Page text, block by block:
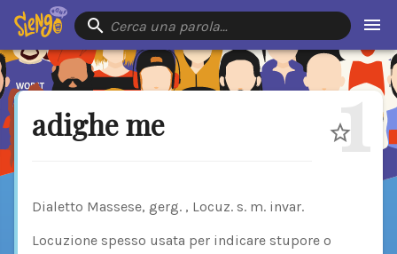
Cerca una parola…
adighe me 1
Dialetto Massese, gerg. , Locuz. s. m. invar.
Locuzione spesso usata per indicare stupore o